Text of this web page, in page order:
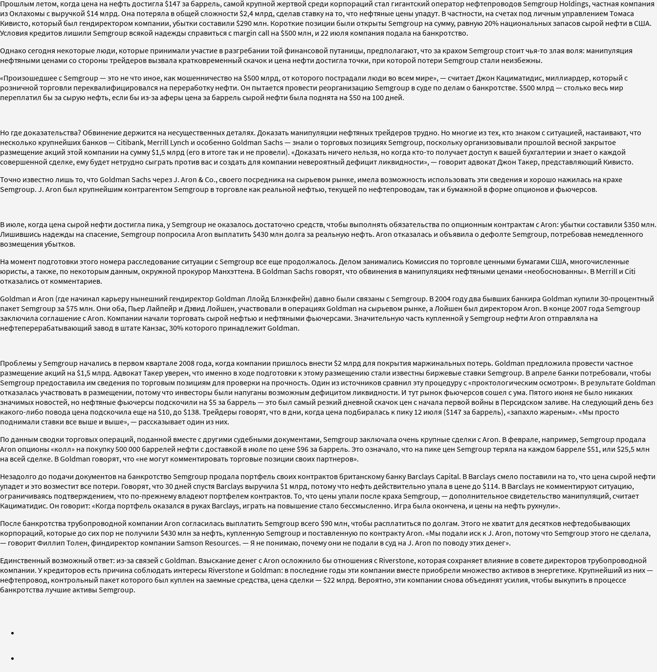
Прошлым летом, когда цена на нефть достигла $147 за баррель, самой крупной жертвой среди корпораций стал гигантский оператор нефтепроводов Semgroup Holdings, частная компания
из Оклахомы с выручкой $14 млрд. Она потеряла в общей сложности $2,4 млрд, сделав ставку на то, что нефтяные цены упадут. В частности, на счетах под личным управлением Томаса
Кивисто, который был гендиректором компании, убытки составили $290 млн. Короткие позиции были открыты Semgroup на сумму, равную 20% национальных запасов сырой нефти в США.
Условия кредитов лишили Semgroup всякой надежды справиться с margin call на $500 млн, и 22 июля компания подала на банкротство.
Однако сегодня некоторые люди, которые принимали участие в разгребании той финансовой путаницы, предполагают, что за крахом Semgroup стоит чья-то злая воля: манипуляция
нефтяными ценами со стороны трейдеров вызвала кратковременный скачок и цена нефти достигла точки, при которой потери Semgroup стали неизбежны.
«Произошедшее с Semgroup — это не что иное, как мошенничество на $500 млрд, от которого пострадали люди во всем мире», — считает Джон Кациматидис, миллиардер, который с
розничной торговли переквалифицировался на переработку нефти. Он пытается провести реорганизацию Semgroup в суде по делам о банкротстве. $500 млрд — столько весь мир
переплатил бы за сырую нефть, если бы из-за аферы цена за баррель сырой нефти была поднята на $50 на 100 дней.
Но где доказательства? Обвинение держится на несущественных деталях. Доказать манипуляции нефтяных трейдеров трудно. Но многие из тех, кто знаком с ситуацией, настаивают, что
несколько крупнейших банков — Citibank, Merrill Lynch и особенно Goldman Sachs — знали о торговых позициях Semgroup, поскольку организовывали прошлой весной закрытое
размещение акций этой компании на сумму $1,5 млрд (его в итоге так и не провели). «Доказать ничего нельзя, но когда кто-то получает доступ к вашей бухгалтерии и знает о каждой
совершенной сделке, ему будет нетрудно сыграть против вас и создать для компании невероятный дефицит ликвидности», — говорит адвокат Джон Такер, представляющий Кивисто.
Точно известно лишь то, что Goldman Sachs через J. Aron & Co., своего посредника на сырьевом рынке, имела возможность использовать эти сведения и хорошо нажилась на крахе
Semgroup. J. Aron был крупнейшим контрагентом Semgroup в торговле как реальной нефтью, текущей по нефтепроводам, так и бумажной в форме опционов и фьючерсов.
В июле, когда цена сырой нефти достигла пика, у Semgroup не оказалось достаточно средств, чтобы выполнять обязательства по опционным контрактам с Aron: убытки составили $350 млн.
Лишившись надежды на спасение, Semgroup попросила Aron выплатить $430 млн долга за реальную нефть. Aron отказалась и объявила о дефолте Semgroup, потребовав немедленного
возмещения убытков.
На момент подготовки этого номера расследование ситуации с Semgroup все еще продолжалось. Делом занимались Комиссия по торговле ценными бумагами США, многочисленные
юристы, а также, по некоторым данным, окружной прокурор Манхэттена. В Goldman Sachs говорят, что обвинения в манипуляциях нефтяными ценами «необоснованны». В Merrill и Citi
отказались от комментариев.
Goldman и Aron (где начинал карьеру нынешний гендиректор Goldman Ллойд Блэнкфейн) давно были связаны с Semgroup. В 2004 году два бывших банкира Goldman купили 30-процентный
пакет Semgroup за $75 млн. Они оба, Пьер Лайпейр и Дэвид Лойшен, участвовали в операциях Goldman на сырьевом рынке, а Лойшен был директором Aron. В конце 2007 года Semgroup
заключила соглашение с Aron. Компании начали торговать сырой нефтью и нефтяными фьючерсами. Значительную часть купленной у Semgroup нефти Aron отправляла на
нефтеперерабатывающий завод в штате Канзас, 30% которого принадлежит Goldman.
Проблемы у Semgroup начались в первом квартале 2008 года, когда компании пришлось внести $2 млрд для покрытия маржинальных потерь. Goldman предложила провести частное
размещение акций на $1,5 млрд. Адвокат Такер уверен, что именно в ходе подготовки к этому размещению стали известны биржевые ставки Semgroup. В апреле банки потребовали, чтобы
Semgroup предоставила им сведения по торговым позициям для проверки на прочность. Один из источников сравнил эту процедуру с «проктологическим осмотром». В результате Goldman
отказалась участвовать в размещении, потому что инвесторы были напуганы возможным дефицитом ликвидности. И тут рынок фьючерсов сошел с ума. Пятого июня не было никаких
значимых новостей, но нефтяные фьючерсы подскочили на $5 за баррель — это был самый резкий дневной скачок цен с начала первой войны в Персидском заливе. На следующий день без
какого-либо повода цена подскочила еще на $10, до $138. Трейдеры говорят, что в дни, когда цена подбиралась к пику 12 июля ($147 за баррель), «запахло жареным». «Мы просто
поднимали ставки все выше и выше», — рассказывает один из них.
По данным сводки торговых операций, поданной вместе с другими судебными документами, Semgroup заключала очень крупные сделки с Aron. В феврале, например, Semgroup продала
Aron опционы «колл» на покупку 500 000 баррелей нефти с доставкой в июле по цене $96 за баррель. Это означало, что на пике цен Semgroup теряла на каждом барреле $51, или $25,5 млн
на всей сделке. В Goldman говорят, что «не могут комментировать торговые позиции своих партнеров».
Незадолго до подачи документов на банкротство Semgroup продала портфель своих контрактов британскому банку Barclays Capital. В Barclays смело поставили на то, что цена сырой нефти
упадет и это возместит все потери. Говорят, что 30 дней спустя Barclays выручила $1 млрд, потому что нефть действительно упала в цене до $114. В Barclays не комментируют ситуацию,
ограничиваясь подтверждением, что по-прежнему владеют портфелем контрактов. То, что цены упали после краха Semgroup, — дополнительное свидетельство манипуляций, считает
Кациматидис. Он говорит: «Когда портфель оказался в руках Barclays, играть на повышение стало бессмысленно. Игра была окончена, и цены на нефть рухнули».
После банкротства трубопроводной компании Aron согласилась выплатить Semgroup всего $90 млн, чтобы расплатиться по долгам. Этого не хватит для десятков нефтедобывающих
корпораций, которые до сих пор не получили $430 млн за нефть, купленную Semgroup и поставленную по контракту Aron. «Мы подали иск к J. Aron, потому что Semgroup этого не сделала,
— говорит Филлип Толен, финдиректор компании Samson Resources. — Я не понимаю, почему они не подали в суд на J. Aron по поводу этих денег».
Единственный возможный ответ: из-за связей с Goldman. Взыскание денег с Aron осложнило бы отношения с Riverstone, которая сохраняет влияние в совете директоров трубопроводной
компании. У кредиторов есть причина соблюдать интересы Riverstone и Goldman: в последние годы эти компании вместе приобрели множество активов в энергетике. Крупнейший из них —
нефтепровод, контрольный пакет которого был куплен на заемные средства, цена сделки — $22 млрд. Вероятно, эти компании снова объединят усилия, чтобы выкупить в процессе
банкротства лучшие активы Semgroup.